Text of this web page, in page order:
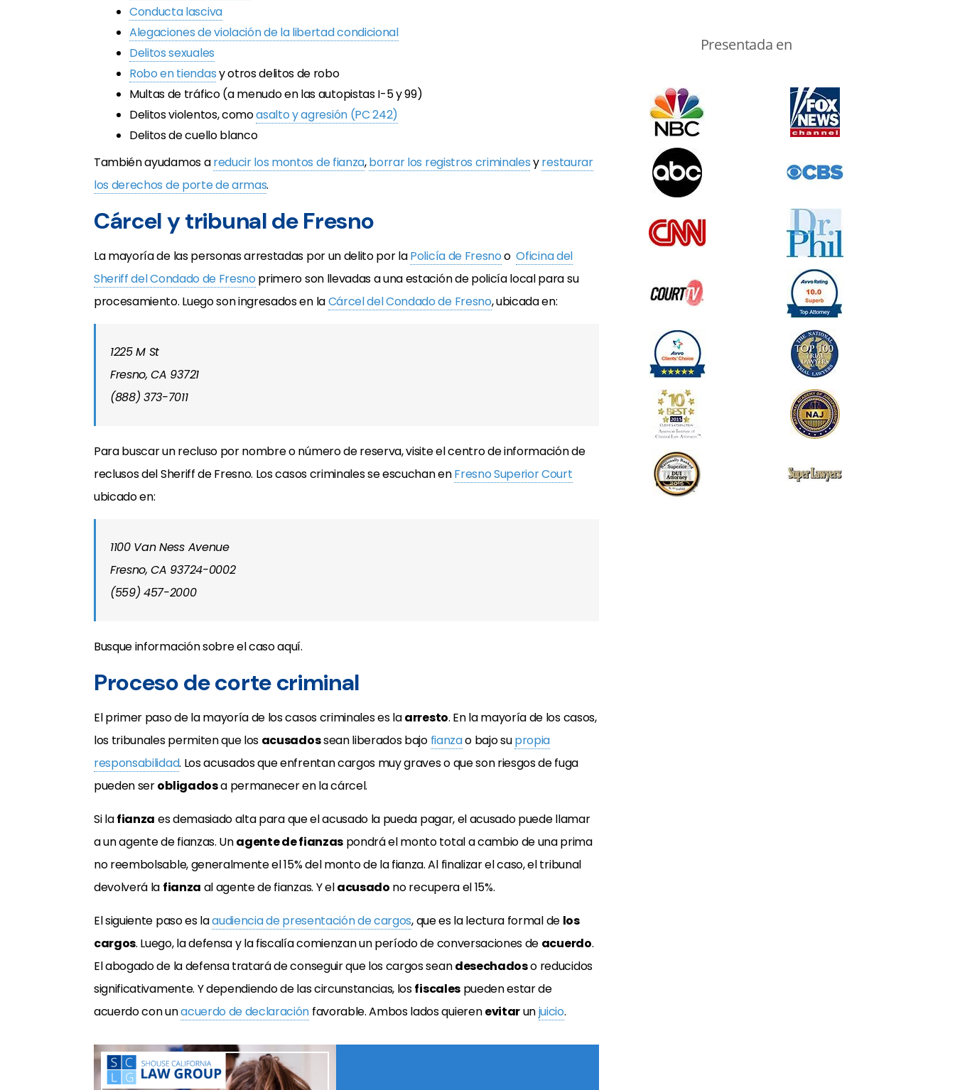
Conducta lasciva
Alegaciones de violación de la libertad condicional
Delitos sexuales
Robo en tiendasy otros delitos de robo
Multas de tráfico (a menudo en las autopistas I-5 y 99)
Delitos violentos, comoasalto y agresión (PC 242)
Delitos de cuello blanco
También ayudamos areducir los montos de fianza,borrar los registros criminalesyrestaurar
los derechos de porte de armas.
Cárcel y tribunal de Fresno
La mayoría de las personas arrestadas por un delito por laPolicía de FresnooOficina del
Sheriff del Condado de Fresno primero son llevadas a una estación de policía local para su
procesamiento. Luego son ingresados en laCárcel del Condado de Fresno, ubicada en:
1225 M St
Fresno, CA 93721
(888) 373-7011
Para buscar un recluso por nombre o número de reserva, visite el centro de información de
reclusos del Sheriff de Fresno. Los casos criminales se escuchan enFresno Superior Court
ubicado en:
1100 Van Ness Avenue
Fresno, CA 93724-0002
(559) 457-2000
Busque información sobre el caso aquí.
Proceso de corte criminal
El primer paso de la mayoría de los casos criminales es laarresto. En la mayoría de los casos,
los tribunales permiten que los acusadossean liberados bajo fianzao bajo supropia
responsabilidad. Los acusados que enfrentan cargos muy graves o que son riesgos de fuga
pueden serobligadosa permanecer en la cárcel.
Si lafianza es demasiado alta para que el acusado la pueda pagar, el acusado puede llamar
a un agente de fianzas. Unagente de fianzaspondrá el monto total a cambio de una prima
no reembolsable, generalmente el 15% del monto de la fianza. Al finalizar el caso, el tribunal
devolverá la fianza al agente de fianzas. Y elacusado no recupera el 15%.
El siguiente paso es laaudiencia de presentación de cargos, que es la lectura formal de los
cargos. Luego, la defensa y la fiscalía comienzan un período de conversaciones de acuerdo.
El abogado de la defensa tratará de conseguir que los cargos seandesechadoso reducidos
significativamente. Y dependiendo de las circunstancias, losfiscalespueden estar de
acuerdo con unacuerdo de declaración favorable. Ambos lados quierenevitarunjuicio.
Presentada en